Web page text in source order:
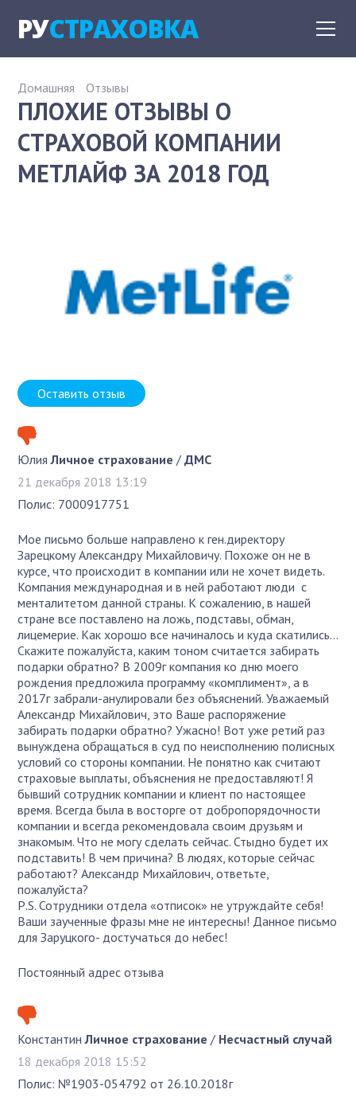
РУСТРАХОВКА
Домашняя Отзывы
ПЛОХИЕ ОТЗЫВЫ О
СТРАХОВОЙ КОМПАНИИ
МЕТЛАЙФ ЗА 2018 ГОД
Оставить отзыв
ЮлияЛичное страхование /ДМС
21 декабря 2018 13:19
Полис: 7000917751
Мое письмо больше направлено к ген.директору
Зарецкому Александру Михайловичу. Похоже он не в
курсе, что происходит в компании или не хочет видеть.
Компания международная и в ней работают люди с
менталитетом данной страны. К сожалению, в нашей
стране все поставлено на ложь, подставы, обман,
лицемерие. Как хорошо все начиналось и куда скатились...
Скажите пожалуйста, каким тоном считается забирать
подарки обратно? В 2009г компания ко дню моего
рождения предложила программу «комплимент», а в
2017г забрали-анулировали без объяснений. Уважаемый
Александр Михайлович, это Ваше распоряжение
забирать подарки обратно? Ужасно! Вот уже ретий раз
вынуждена обращаться в суд по неисполнению полисных
условий со стороны компании. Не понятно как считают
страховые выплаты, объяснения не предоставляют! Я
бывший сотрудник компании и клиент по настоящее
время. Всегда была в восторге от добропорядочности
компании и всегда рекомендовала своим друзьям и
знакомым. Что не могу сделать сейчас. Стыдно будет их
подставить! В чем причина? В людях, которые сейчас
работают? Александр Михайлович, ответьте,
пожалуйста?
Р.S. Сотрудники отдела «отписок» не утруждайте себя!
Ваши заученные фразы мне не интересны! Данное письмо
для Заруцкого- достучаться до небес!
Постоянный адрес отзыва
Константин Личное страхование / Несчастный случай
18 декабря 2018 15:52
Полис: №1903-054792 от 26.10.2018г